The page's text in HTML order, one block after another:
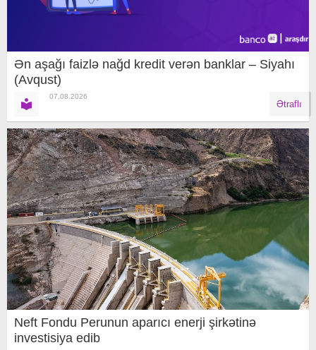
Ən aşağı faizlə nağd kredit verən banklar – Siyahı
(Avqust)
07.08.2026
Ətraflı
Neft Fondu Perunun aparıcı enerji şirkətinə
investisiya edib